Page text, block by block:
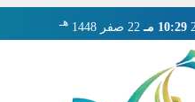
10:29 مـ 22 صفر 1448 هـ